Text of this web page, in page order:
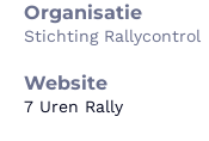
Organisatie
Stichting Rallycontrol
Website
7 Uren Rally